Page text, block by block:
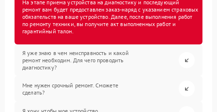
На этапе приема устройства на диагностику и последующий
ремонт вам будет предоставлен заказ-наряд с указанием страховых
обязательств на ваше устройство. Далее, после выполнения работ
по ремонту техники, вы получите акт выполненных работ и
гарантийный талон.
Я уже знаю в чем неисправность и какой
ремонт необходим. Для чего проводить
диагностику?
Мне нужен срочный ремонт. Сможете
сделать?